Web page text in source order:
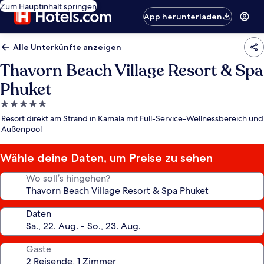
Zum Hauptinhalt springen
App herunterladen
Alle Unterkünfte anzeigen
Thavorn Beach Village Resort & Spa
Phuket
5.0-
Sterne-
Unterkunft
Resort direkt am Strand in Kamala mit Full-Service-Wellnessbereich und
Außenpool
Wähle deine Daten, um Preise zu sehen
Wo soll’s hingehen?
Daten
Gäste